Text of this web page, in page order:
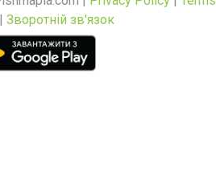
| Зворотній зв'язок